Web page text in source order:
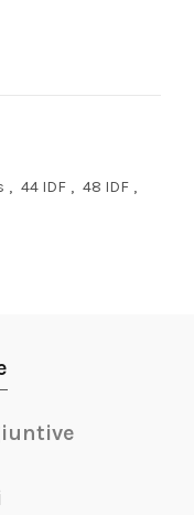
, 44 IDF , 48 IDF ,